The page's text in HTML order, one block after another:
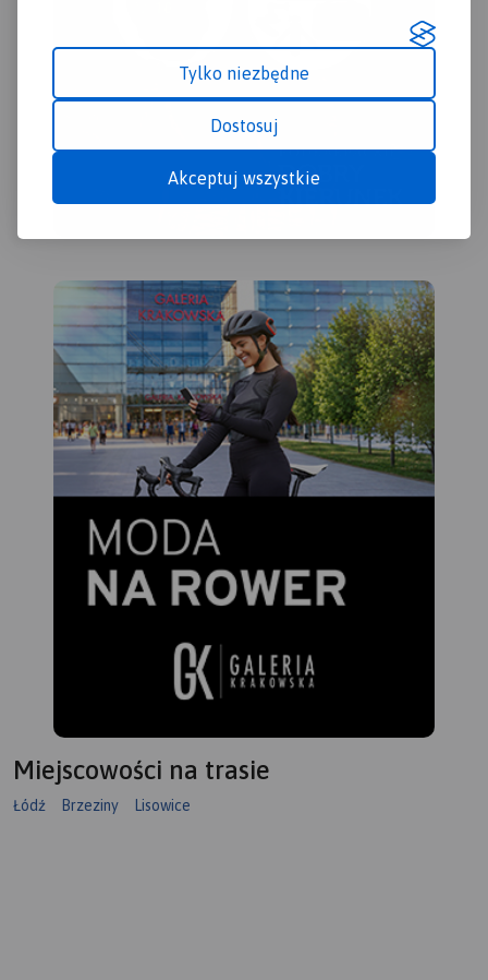
Tylko niezbędne
Dostosuj
Akceptuj wszystkie
Miejscowości na trasie
Łódź Brzeziny Lisowice